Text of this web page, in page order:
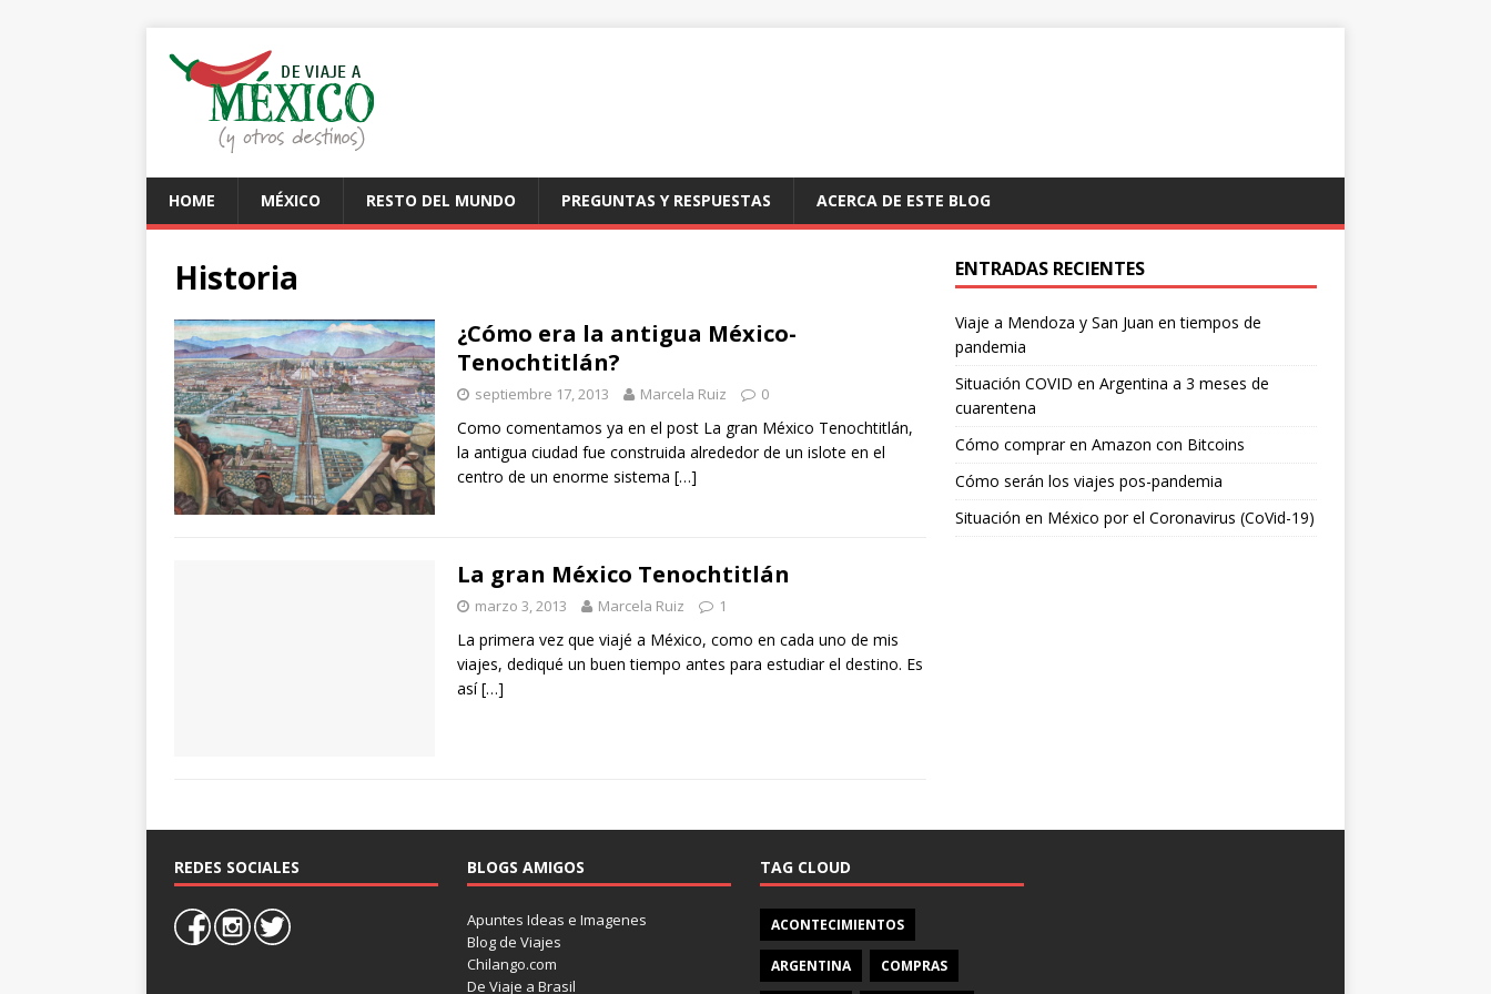
HOME MÉXICO RESTO DEL MUNDO PREGUNTAS Y RESPUESTAS ACERCA DE ESTE BLOG
Historia
¿Cómo era la antigua México-
Tenochtitlán?
septiembre 17, 2013 Marcela Ruiz 0
Como comentamos ya en el post La gran México Tenochtitlán,
la antigua ciudad fue construida alrededor de un islote en el
centro de un enorme sistema […]
La gran México Tenochtitlán
marzo 3, 2013 Marcela Ruiz 1
La primera vez que viajé a México, como en cada uno de mis
viajes, dediqué un buen tiempo antes para estudiar el destino. Es
así[…]
ENTRADAS RECIENTES
Viaje a Mendoza y San Juan en tiempos de
pandemia
Situación COVID en Argentina a 3 meses de
cuarentena
Cómo comprar en Amazon con Bitcoins
Cómo serán los viajes pos-pandemia
Situación en México por el Coronavirus (CoVid-19)
REDES SOCIALES BLOGS AMIGOS
Apuntes Ideas e Imagenes
Blog de Viajes
Chilango.com
De Viaje a Brasil
TAG CLOUD
ACONTECIMIENTOS
ARGENTINA COMPRAS